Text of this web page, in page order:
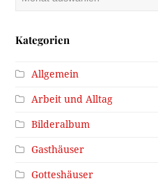
Kategorien
Allgemein
Arbeit und Alltag
Bilderalbum
Gasthäuser
Gotteshäuser